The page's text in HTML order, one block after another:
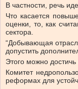
В частности, речь
Что касается
оценки, то, как
сектора.
“Добывающая
допустить
Этого можно
Комитет
реформах для